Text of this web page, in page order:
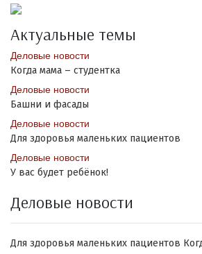
Актуальные темы
Деловые новости
Когда мама – студентка
Деловые новости
Башни и фасады
Деловые новости
Для здоровья маленьких пациентов
Деловые новости
У вас будет ребёнок!
Деловые новости
Для здоровья маленьких пациентов